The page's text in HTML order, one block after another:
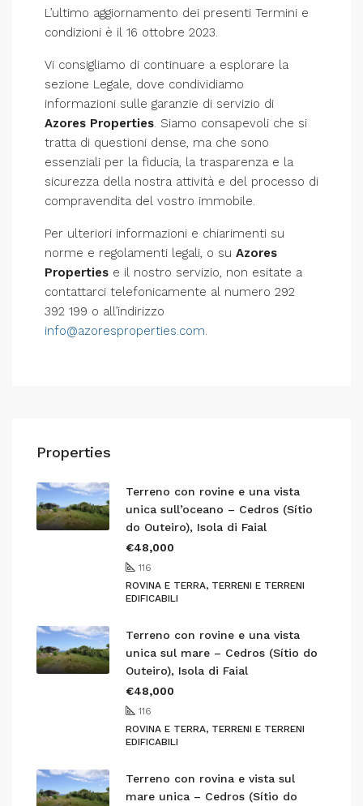
L’ultimo aggiornamento dei presenti Termini e
condizioni è il 16 ottobre 2023.
Vi consigliamo di continuare a esplorare la
sezione Legale, dove condividiamo
informazioni sulle garanzie di servizio di
Azores Properties. Siamo consapevoli che si
tratta di questioni dense, ma che sono
essenziali per la fiducia, la trasparenza e la
sicurezza della nostra attività e del processo di
compravendita del vostro immobile.
Per ulteriori informazioni e chiarimenti su
norme e regolamenti legali, o su Azores
Properties e il nostro servizio, non esitate a
contattarci telefonicamente al numero 292
392 199 o all’indirizzo
info@azoresproperties.com.
Properties
Terreno con rovine e una vista
unica sull’oceano – Cedros (Sítio
do Outeiro), Isola di Faial
€48,000
116
ROVINA E TERRA, TERRENI E TERRENI
EDIFICABILI
Terreno con rovine e una vista
unica sul mare – Cedros (Sítio do
Outeiro), Isola di Faial
€48,000
116
ROVINA E TERRA, TERRENI E TERRENI
EDIFICABILI
Terreno con rovina e vista sul
mare unica – Cedros (Sítio do